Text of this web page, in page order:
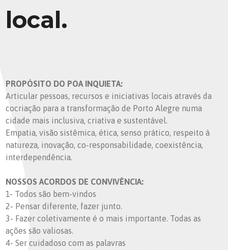
local.
PROPÓSITO DO POA INQUIETA:
Articular pessoas, recursos e iniciativas locais através da
cocriação para a transformação de Porto Alegre numa
cidade mais inclusiva, criativa e sustentável.
Empatia, visão sistêmica, ética, senso prático, respeito à
natureza, inovação, co-responsabilidade, coexistência,
interdependência.
NOSSOS ACORDOS DE CONVIVÊNCIA:
1- Todos são bem-vindos
2- Pensar diferente, fazer junto.
3- Fazer coletivamente é o mais importante. Todas as
ações são valiosas.
4- Ser cuidadoso com as palavras